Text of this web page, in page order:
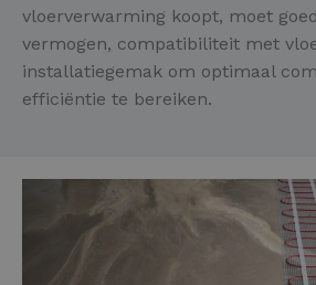
vloerverwarming koopt, moet
vermogen, compatibiliteit met
installatiegemak om optimaal
efficiëntie te bereiken.